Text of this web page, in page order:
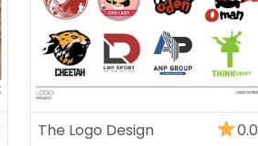
The Logo Design 0.0